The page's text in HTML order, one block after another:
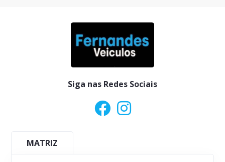
Siga nas Redes Sociais
MATRIZ